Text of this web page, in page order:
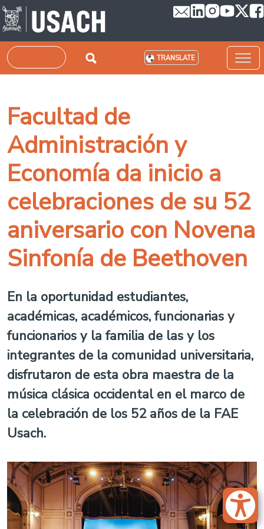
Skip to main content
Search TRANSLATE
Facultad de
Administración y
Economía da inicio a
celebraciones de su 52
aniversario con Novena
Sinfonía de Beethoven
En la oportunidad estudiantes,
académicas, académicos, funcionarias y
funcionarios y la familia de las y los
integrantes de la comunidad universitaria,
disfrutaron de esta obra maestra de la
música clásica occidental en el marco de
la celebración de los 52 años de la FAE
Usach.